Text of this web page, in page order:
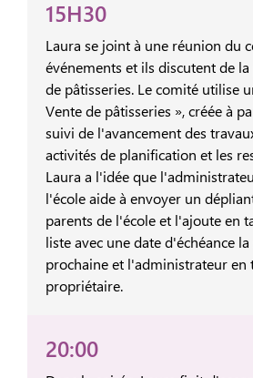
15H30
Laura se joint à une réunion du
événements et ils discutent de
de pâtisseries. Le comité utilise
Vente de pâtisseries », créée à
suivi de l'avancement des
activités de planification et les
Laura a l'idée que
l'école aide à envoyer un
parents de l'école et l'ajoute en
liste avec une date d'échéance
prochaine et l'administrateur en
propriétaire.
20:00